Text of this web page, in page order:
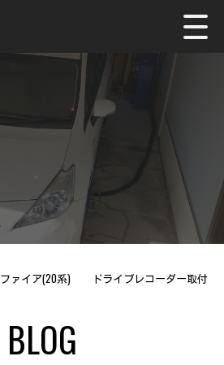
ァイア(20系) ドライブレコーダー取付
BLOG